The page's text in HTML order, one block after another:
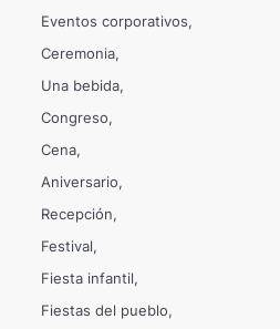
Eventos corporativos
Ceremonia
Una bebida
Congreso
Cena
Aniversario
Recepción
Festival
Fiesta infantil
Fiestas del pueblo